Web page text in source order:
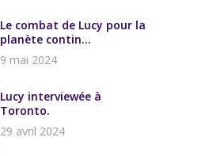
Le combat de Lucy pour la
planète contin...
9 mai 2024
Lucy interviewée à
Toronto.
29 avril 2024